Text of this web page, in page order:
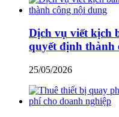
Dịch vụ viết kịch
quyết định thành
25/05/2026